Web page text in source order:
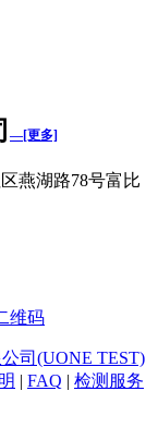
—[更多]
燕湖路78号富比
司(UONE TEST)
| FAQ | 检测服务